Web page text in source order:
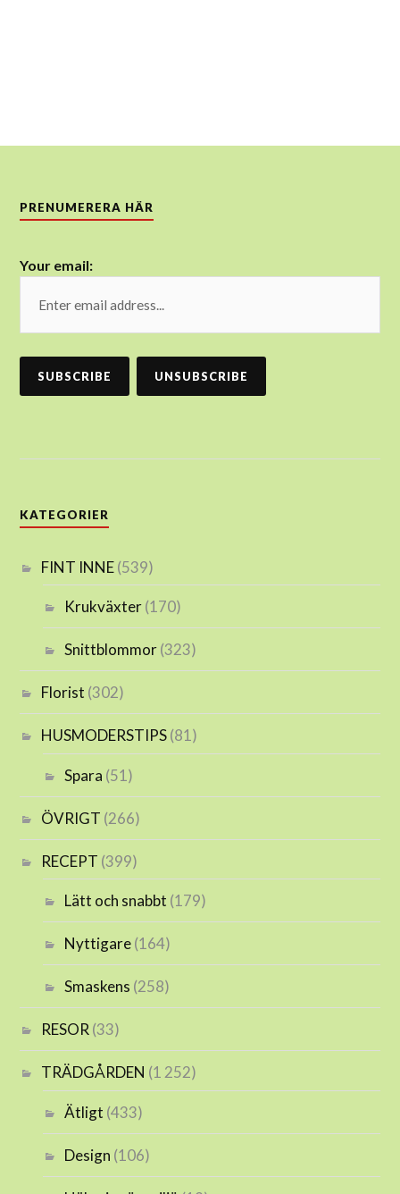
PRENUMERERA HÄR
Your email:
KATEGORIER
FINT INNE(539)
Krukväxter(170)
Snittblommor(323)
Florist (302)
HUSMODERSTIPS(81)
Spara (51)
ÖVRIGT (266)
RECEPT (399)
Lätt och snabbt (179)
Nyttigare(164)
Smaskens (258)
RESOR(33)
TRÄDGÅRDEN (1 252)
Ätligt (433)
Design (106)